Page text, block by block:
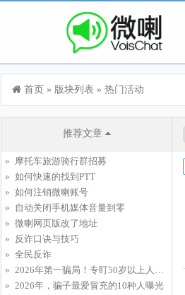
首页 » 版块列表 » 热门活动
推荐文章
摩托车旅游骑行群招募
如何快速的找到PTT
如何注销微喇账号
自动关闭手机媒体音量到零
微喇网页版改了地址
反诈口诀与技巧
全民反诈
2026年第一骗局！专盯50岁以上人群，有人已倾家荡产…
2026年，骗子最爱冒充的10种人曝光